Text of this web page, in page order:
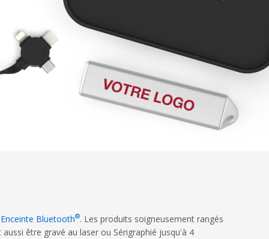
Bluetooth®. Les produits soigneusement rangés
être gravé au laser ou Sérigraphié jusqu'à 4